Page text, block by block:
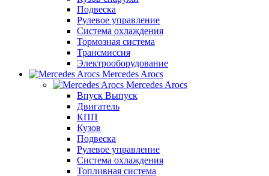
Подвеска
Рулевое управление
Система охлаждения
Тормозная система
Трансмиссия
Электрооборудование
Mercedes Arocs
Mercedes Arocs
Впуск Выпуск
Двигатель
КПП
Кузов
Подвеска
Рулевое управление
Система охлаждения
Топливная система